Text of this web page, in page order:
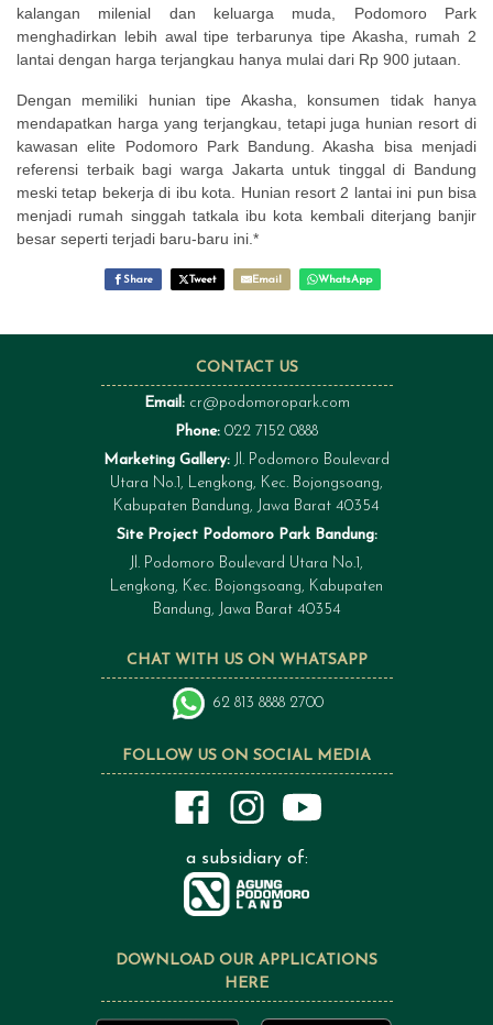
kalangan milenial dan keluarga muda, Podomoro Park
menghadirkan lebih awal tipe terbarunya tipe Akasha, rumah 2
lantai dengan harga terjangkau hanya mulai dari Rp 900 jutaan.
Dengan memiliki hunian tipe Akasha, konsumen tidak hanya
mendapatkan harga yang terjangkau, tetapi juga hunian resort di
kawasan elite Podomoro Park Bandung. Akasha bisa menjadi
referensi terbaik bagi warga Jakarta untuk tinggal di Bandung
meski tetap bekerja di ibu kota. Hunian resort 2 lantai ini pun bisa
menjadi rumah singgah tatkala ibu kota kembali diterjang banjir
besar seperti terjadi baru-baru ini.*
Share Tweet Email WhatsApp
FOLLOW US ON SOCIAL MEDIA
a subsidiary of:
CHAT WITH US ON WHATSAPP
62 813 8888 2700
DOWNLOAD OUR APPLICATIONS
HERE
CONTACT US
Email: cr@podomoropark.com
Phone: 022 7152 0888
Marketing Gallery: Jl. Podomoro Boulevard
Utara No.1, Lengkong, Kec. Bojongsoang,
Kabupaten Bandung, Jawa Barat 40354
Site Project Podomoro Park Bandung:
Jl. Podomoro Boulevard Utara No.1,
Lengkong, Kec. Bojongsoang, Kabupaten
Bandung, Jawa Barat 40354